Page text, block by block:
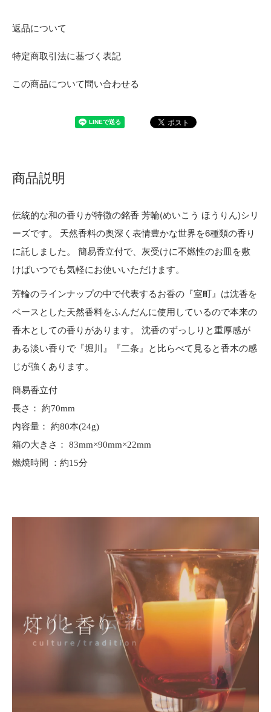
返品について
特定商取引法に基づく表記
この商品について問い合わせる
商品説明
伝統的な和の香りが特徴の銘香 芳輪(めいこう ほうりん)シリ
ーズです。 天然香料の奥深く表情豊かな世界を6種類の香り
に託しました。 簡易香立付で、灰受けに不燃性のお皿を敷
けばいつでも気軽にお使いいただけます。
芳輪のラインナップの中で代表するお香の『室町』は沈香を
ベースとした天然香料をふんだんに使用しているので本来の
香木としての香りがあります。 沈香のずっしりと重厚感が
ある淡い香りで『堀川』『二条』と比らべて見ると香木の感
じが強くあります。
簡易香立付
長さ： 約70mm
内容量： 約80本(24g)
箱の大きさ： 83mm×90mm×22mm
燃焼時間 ：約15分